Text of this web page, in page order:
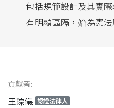
包括規範設計及其實
有明顯區隔，始為憲
貢獻者:
王琮儀 認證法律人